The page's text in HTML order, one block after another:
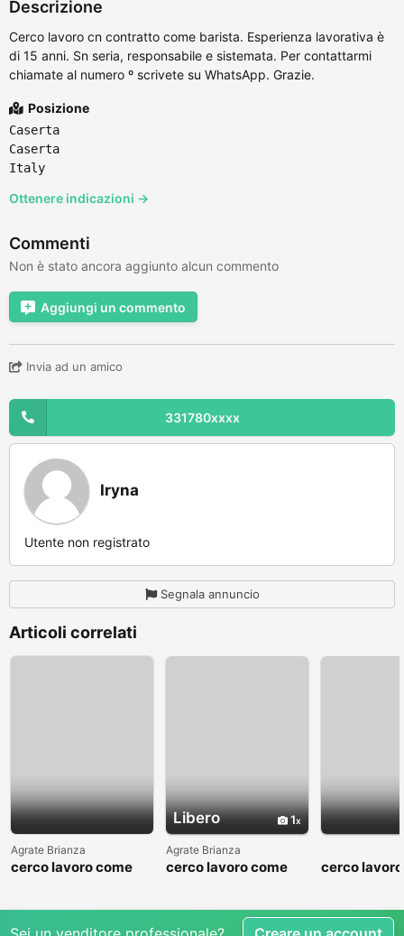
Descrizione
Cerco lavoro cn contratto come barista. Esperienza lavorativa è
di 15 anni. Sn seria, responsabile e sistemata. Per contattarmi
chiamate al numero º scrivete su WhatsApp. Grazie.
Posizione
Caserta
Caserta
Italy
Ottenere indicazioni →
Commenti
Non è stato ancora aggiunto alcun commento
Aggiungi un commento
Invia ad un amico
331780xxxx
Iryna
Utente non registrato
Segnala annuncio
Articoli correlati
Agrate Brianza
cerco lavoro come
Libero 1
Agrate Brianza
cerco lavoro come
cerco